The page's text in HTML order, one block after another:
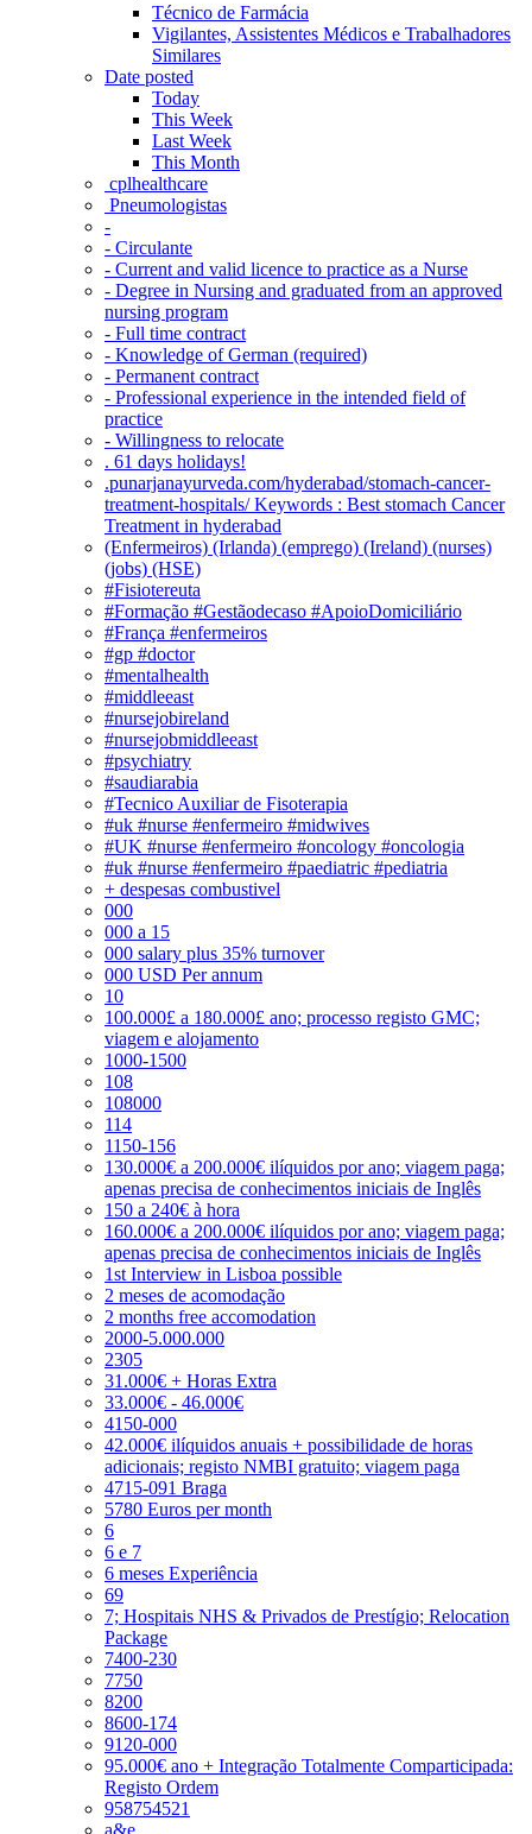
Técnico de Farmácia
Vigilantes, Assistentes Médicos e Trabalhadores
Similares
Date posted
Today
This Week
Last Week
This Month
‎ cplhealthcare‬
Pneumologistas
-
- Circulante
- Current and valid licence to practice as a Nurse
- Degree in Nursing and graduated from an approved
nursing program
- Full time contract
- Knowledge of German (required)
- Permanent contract
- Professional experience in the intended field of
practice
- Willingness to relocate
. 61 days holidays!
.punarjanayurveda.com/hyderabad/stomach-cancer-
treatment-hospitals/ Keywords : Best stomach Cancer
Treatment in hyderabad
(Enfermeiros) (Irlanda) (emprego) (Ireland) (nurses)
(jobs) (HSE)
#Fisiotereuta
#Formação #Gestãodecaso #ApoioDomiciliário
#França #enfermeiros
#gp #doctor
#mentalhealth
#middleeast
#nursejobireland
#nursejobmiddleeast
#psychiatry
#saudiarabia
#Tecnico Auxiliar de Fisoterapia
#uk #nurse #enfermeiro #midwives
#UK #nurse #enfermeiro #oncology #oncologia
#uk #nurse #enfermeiro #paediatric #pediatria
+ despesas combustivel
000
000 a 15
000 salary plus 35% turnover
000 USD Per annum
10
100.000£ a 180.000£ ano; processo registo GMC;
viagem e alojamento
1000-1500
108
108000
114
1150-156
130.000€ a 200.000€ ilíquidos por ano; viagem paga;
apenas precisa de conhecimentos iniciais de Inglês
150 a 240€ à hora
160.000€ a 200.000€ ilíquidos por ano; viagem paga;
apenas precisa de conhecimentos iniciais de Inglês
1st Interview in Lisboa possible
2 meses de acomodação
2 months free accomodation
2000-5.000.000
2305
31.000€ + Horas Extra
33.000€ - 46.000€
4150-000
42.000€ ilíquidos anuais + possibilidade de horas
adicionais; registo NMBI gratuito; viagem paga
4715-091 Braga
5780 Euros per month
6
6 e 7
6 meses Experiência
69
7; Hospitais NHS & Privados de Prestígio; Relocation
Package
7400-230
7750
8200
8600-174
9120-000
95.000€ ano + Integração Totalmente Comparticipada:
Registo Ordem
958754521
a&e